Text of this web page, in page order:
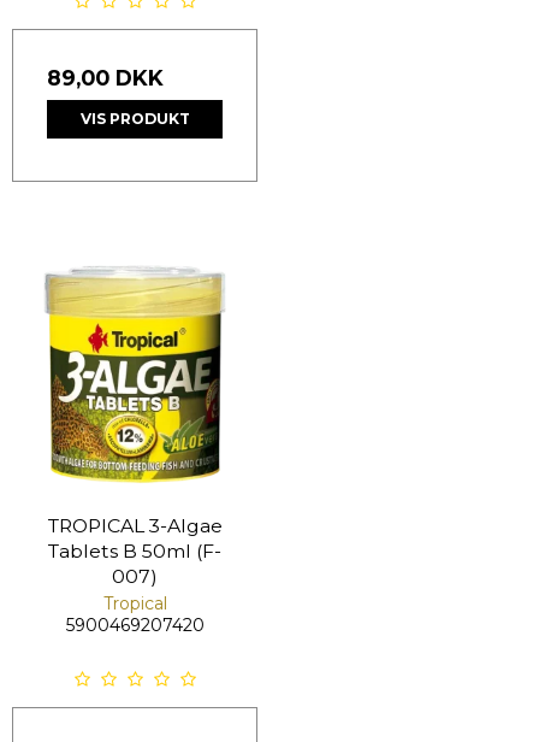
89,00 DKK
VIS PRODUKT
TROPICAL 3-Algae
Tablets B 50ml (F-
007)
Tropical
5900469207420